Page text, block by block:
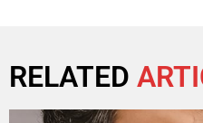
RELATED